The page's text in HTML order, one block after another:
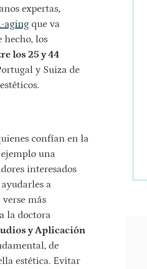
expertas,
agingque va
hecho, los
los 25 y 44
y Suiza de
confían en la
una
interesados
a
más
la doctora
y Aplicación
de
estética. Evitar